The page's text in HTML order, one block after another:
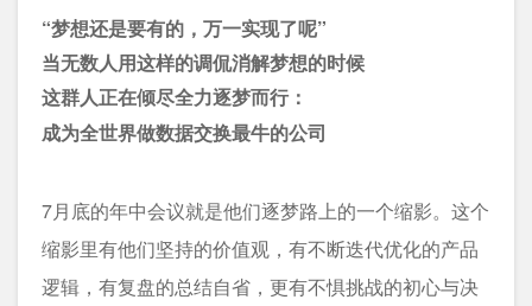
“梦想还是要有的，万一实现了呢”
当无数人用这样的调侃消解梦想的时候
这群人正在倾尽全力逐梦而行：
成为全世界做数据交换最牛的公司
7月底的年中会议就是他们逐梦路上的一个缩影。这个
缩影里有他们坚持的价值观，有不断迭代优化的产品
逻辑，有复盘的总结自省，更有不惧挑战的初心与决